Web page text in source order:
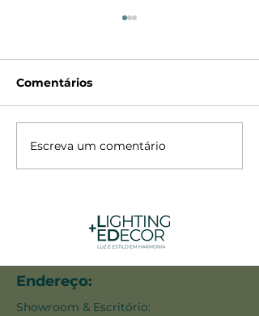
Comentários
Escreva um comentário
Endereço:
Showroom & Escritório: